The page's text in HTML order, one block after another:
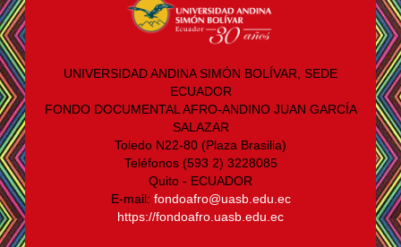
UNIVERSIDAD ANDINA SIMÓN BOLÍVAR, SEDE
ECUADOR
FONDO DOCUMENTAL AFRO-ANDINO JUAN GARCÍA
SALAZAR
Toledo N22-80 (Plaza Brasilia)
Teléfonos (593 2) 3228085
Quito - ECUADOR
E-mail: fondoafro@uasb.edu.ec
https://fondoafro.uasb.edu.ec